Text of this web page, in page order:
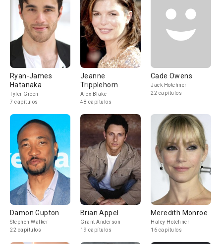
Ryan-James
Hatanaka
Tyler Green
7 capítulos
Jeanne
Tripplehorn
Alex Blake
48 capítulos
Cade Owens
Jack Hotchner
22 capítulos
Damon Gupton
Stephen Walker
22 capítulos
Brian Appel
Grant Anderson
19 capítulos
Meredith Monroe
Haley Hotchner
16 capítulos